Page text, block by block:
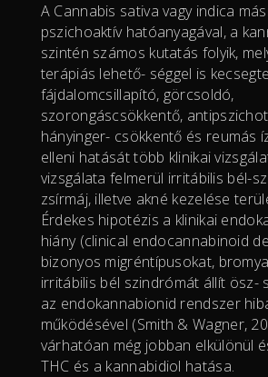
A Cannabis sativa vagy indica
pszichoaktív hatóanyagával, a
szintén számos kutatás folyik,
terápiás lehető- séggel is
fájdalomcsillapító, görcsoldó,
szorongáscsökkentő,
hányinger- csökkentő és reumás
elleni hatását több klinikai
vizsgálata felmerül irritábilis bél-
zsírmáj, illetve akné kezelése
Érdekes hipotézis a klinikai
hiány (clinical endocannabinoid
bizonyos migréntípusokat,
irritábilis bél szindrómát állít ösz-
az endokannabionid rendszer
működésével (Smith & Wagner,
várhatóan még jobban elkülönül
THC és a kannabidiol hatása.